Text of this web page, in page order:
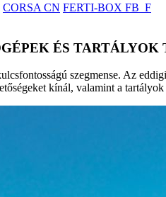
CORSA CN FERTI-BOX FB_F
ÉS TARTÁLYOK
szegmense. Az
kínál, valamint a